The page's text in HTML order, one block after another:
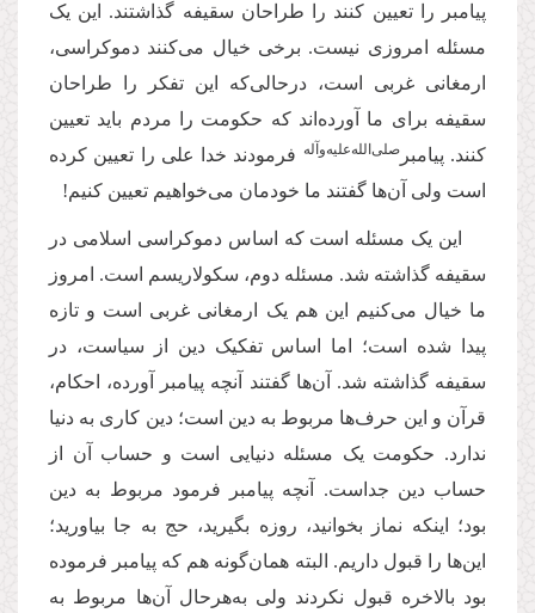
پیامبر را تعیین کنند را طراحان سقیفه گذاشتند. این یک
مسئله امروزی نیست. برخی خیال می‌کنند دموکراسی،
ارمغانی غربی است، درحالی‌که این تفکر را طراحان
سقیفه برای ما آورده‌اند که حکومت را مردم باید تعیین
کنند. پیامبرصلی‌‌الله‌‌علیه‌‌و‌آله فرمودند خدا علی را تعیین کرده
است ولی آن‌ها گفتند ما خودمان می‌خواهیم تعیین کنیم!
این یک مسئله است که اساس دموکراسی اسلامی در
سقیفه گذاشته شد. مسئله دوم، سکولاریسم است. امروز
ما خیال می‌کنیم این هم یک ارمغانی غربی است و تازه
‌پیدا شده است؛ اما اساس تفکیک دین از سیاست، در
سقیفه گذاشته شد. آن‌ها گفتند آنچه پیامبر آورده، احکام،
قرآن و این حرف‌ها مربوط به دین است؛ دین کاری به دنیا
ندارد. حکومت یک مسئله دنیایی است و حساب آن از
حساب دین جداست. آنچه پیامبر فرمود مربوط به دین
بود؛ اینکه نماز بخوانید، روزه بگیرید، حج به جا بیاورید؛
این‌ها را قبول داریم. البته همان‌گونه هم که پیامبر فرموده
بود بالاخره قبول نکردند ولی به‌هرحال آن‌ها مربوط به